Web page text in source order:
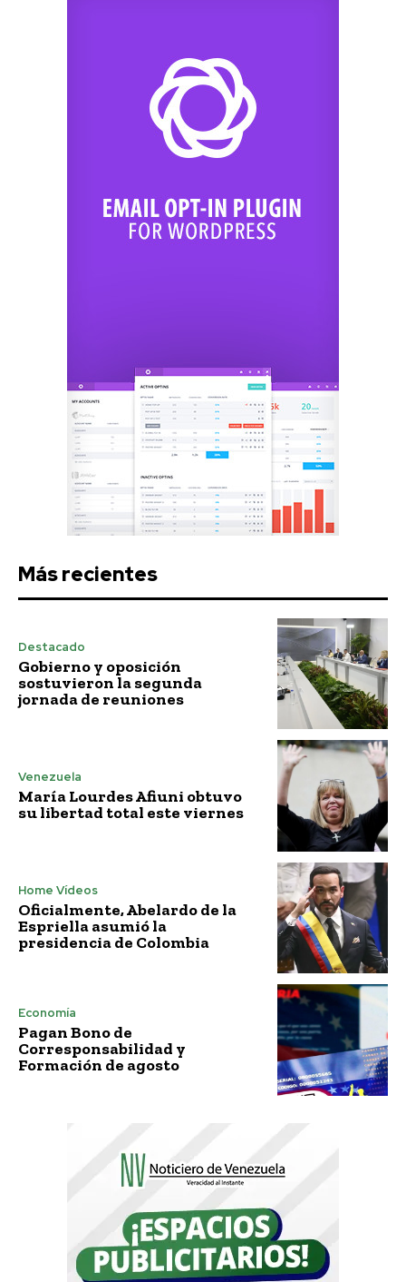
Más recientes
Destacado
Gobierno y oposición
sostuvieron la segunda
jornada de reuniones
Venezuela
María Lourdes Afiuni obtuvo
su libertad total este viernes
Home Vídeos
Oficialmente, Abelardo de la
Espriella asumió la
presidencia de Colombia
Economía
Pagan Bono de
Corresponsabilidad y
Formación de agosto